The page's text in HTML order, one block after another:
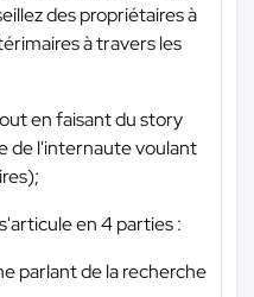
des propriétaires à
à travers les
en faisant du story
de l'internaute voulant
en 4 parties :
parlant de la recherche